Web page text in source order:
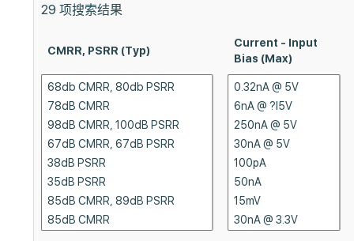
29 项搜索结果
CMRR, PSRR (Typ)
Current - Input
Bias (Max)